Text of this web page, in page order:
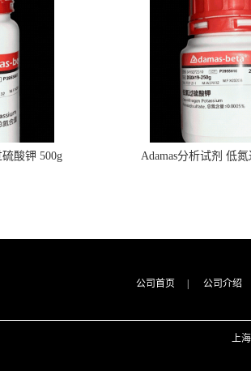
酸钾 500g
Adamas分析试剂 低
公司首页 | 公司介绍
上